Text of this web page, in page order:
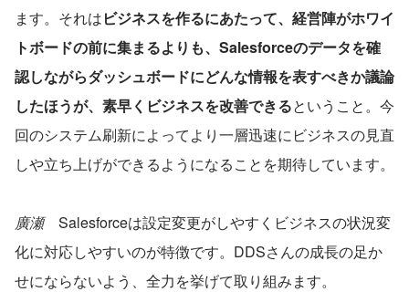
ます。それはビジネスを作るにあたって、経営陣がホワイ
トボードの前に集まるよりも、Salesforceのデータを確
認しながらダッシュボードにどんな情報を表すべきか議論
したほうが、素早くビジネスを改善できるということ。今
回のシステム刷新によってより一層迅速にビジネスの見直
しや立ち上げができるようになることを期待しています。
廣瀬 Salesforceは設定変更がしやすくビジネスの状況変
化に対応しやすいのが特徴です。DDSさんの成長の足か
せにならないよう、全力を挙げて取り組みます。